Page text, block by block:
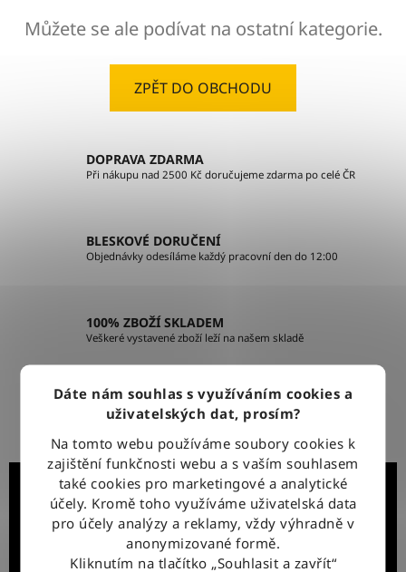
Dáte nám souhlas s využíváním cookies a
uživatelských dat, prosím?
Na tomto webu používáme soubory cookies k
zajištění funkčnosti webu a s vaším souhlasem
také cookies pro marketingové a analytické
účely. Kromě toho využíváme uživatelská data
pro účely analýzy a reklamy, vždy výhradně v
anonymizované formě.
Kliknutím na tlačítko „Souhlasit a zavřít“
Můžete se ale podívat na ostatní kategorie.
ZPĚT DO OBCHODU
DOPRAVA ZDARMA
Při nákupu nad 2500 Kč doručujeme zdarma po celé ČR
BLESKOVÉ DORUČENÍ
Objednávky odesíláme každý pracovní den do 12:00
100% ZBOŽÍ SKLADEM
Veškeré vystavené zboží leží na našem skladě
VÝMĚNA ZBOŽÍ ZDARMA
Nevyhovující zboží zdarma vyměníme do 14 dnů od jeho
Získejte slevu 100 Kč na první objednávku!
Přibližně 1x měsíčně vás informujeme o novinkách nebo
zajímavých akcích. Přihlášením souhlasíte se zasíláním
obchodních sdělení a se zpracováním osobních údajů.
Kdykoliv se můžete odhlásit.